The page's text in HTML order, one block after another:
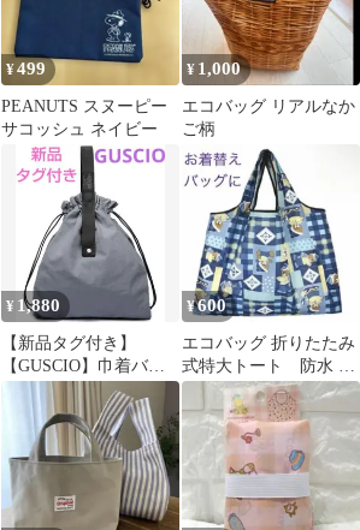
¥499
PEANUTS スヌーピー
サコッシュ ネイビー
¥ 1,000
エコバッグ リアルなか
ご柄
¥ 1,880
【新品タグ付き】
【GUSCIO】巾着バッ
グ
¥600
エコバッグ 折りたたみ
式特大トート 防水 軽
量 おしゃれで実用的
水色熊さん柄①